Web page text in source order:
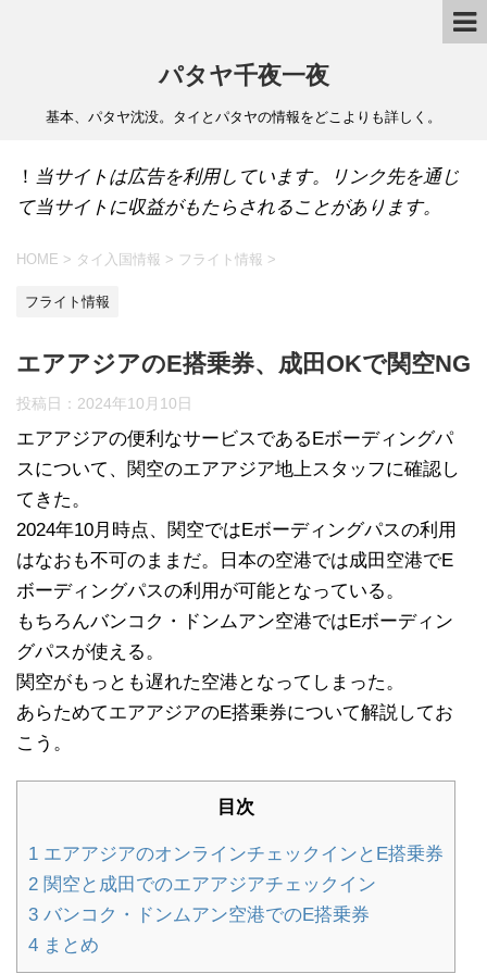
パタヤ千夜一夜
基本、パタヤ沈没。タイとパタヤの情報をどこよりも詳しく。
！ 当サイトは広告を利用しています。リンク先を通じ
て当サイトに収益がもたらされることがあります。
HOME > タイ入国情報 > フライト情報 >
フライト情報
エアアジアのE搭乗券、成田OKで関空NG
投稿日： 2024年10月10日
エアアジアの便利なサービスであるEボーディングパ
スについて、関空のエアアジア地上スタッフに確認し
てきた。
2024年10月時点、関空ではEボーディングパスの利用
はなおも不可のままだ。日本の空港では成田空港でE
ボーディングパスの利用が可能となっている。
もちろんバンコク・ドンムアン空港ではEボーディン
グパスが使える。
関空がもっとも遅れた空港となってしまった。
あらためてエアアジアのE搭乗券について解説してお
こう。
目次
1 エアアジアのオンラインチェックインとE搭乗券
2 関空と成田でのエアアジアチェックイン
3 バンコク・ドンムアン空港でのE搭乗券
4 まとめ